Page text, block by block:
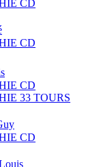
CD
CD
CD
33 TOURS
CD